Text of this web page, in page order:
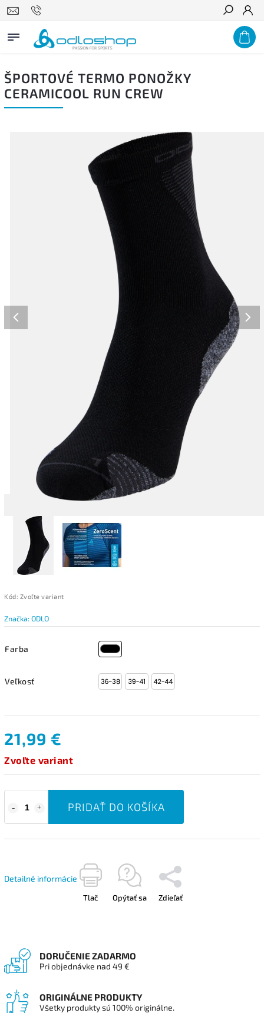
Hľadať
ŠPORTOVÉ TERMO PONOŽKY
CERAMICOOL RUN CREW
Kód: Zvoľte variant
Značka: ODLO
Farba
Veľkosť
21,99 €
Zvoľte variant
PRIDAŤ DO KOŠÍKA
Detailné informácie
Tlač Opýtať sa Zdieľať
DORUČENIE ZADARMO
Pri objednávke nad 49 €
ORIGINÁLNE PRODUKTY
Všetky produkty sú 100% originálne.